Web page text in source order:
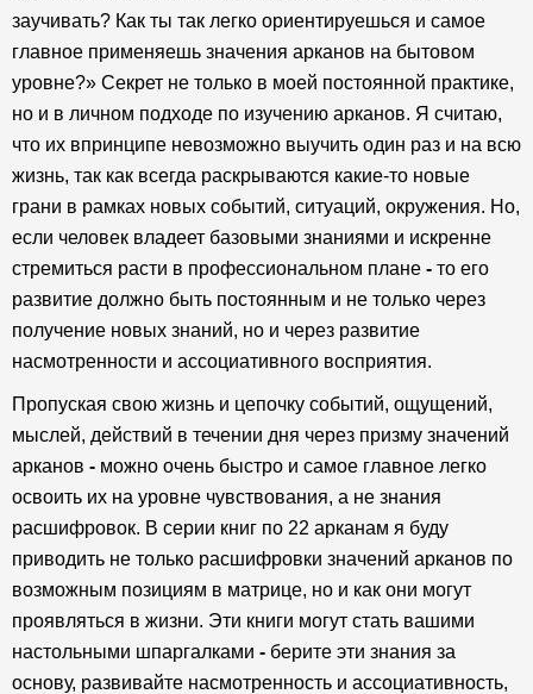
заучивать? Как ты так легко ориентируешься и самое
главное применяешь значения арканов на бытовом
уровне?» Секрет не только в моей постоянной практике,
но и в личном подходе по изучению арканов. Я считаю,
что их впринципе невозможно выучить один раз и на всю
жизнь, так как всегда раскрываются какие-то новые
грани в рамках новых событий, ситуаций, окружения. Но,
если человек владеет базовыми знаниями и искренне
стремиться расти в профессиональном плане - то его
развитие должно быть постоянным и не только через
получение новых знаний, но и через развитие
насмотренности и ассоциативного восприятия.
Пропуская свою жизнь и цепочку событий, ощущений,
мыслей, действий в течении дня через призму значений
арканов - можно очень быстро и самое главное легко
освоить их на уровне чувствования, а не знания
расшифровок. В серии книг по 22 арканам я буду
приводить не только расшифровки значений арканов по
возможным позициям в матрице, но и как они могут
проявляться в жизни. Эти книги могут стать вашими
настольными шпаргалками - берите эти знания за
основу, развивайте насмотренность и ассоциативность,